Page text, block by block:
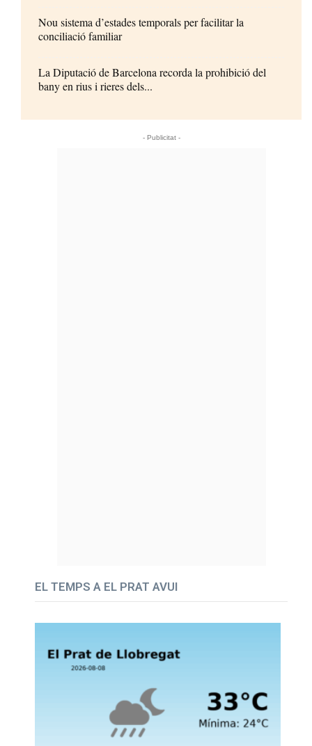
Nou sistema d’estades temporals per facilitar la
conciliació familiar
La Diputació de Barcelona recorda la prohibició del
bany en rius i rieres dels...
- Publicitat -
EL TEMPS A EL PRAT AVUI